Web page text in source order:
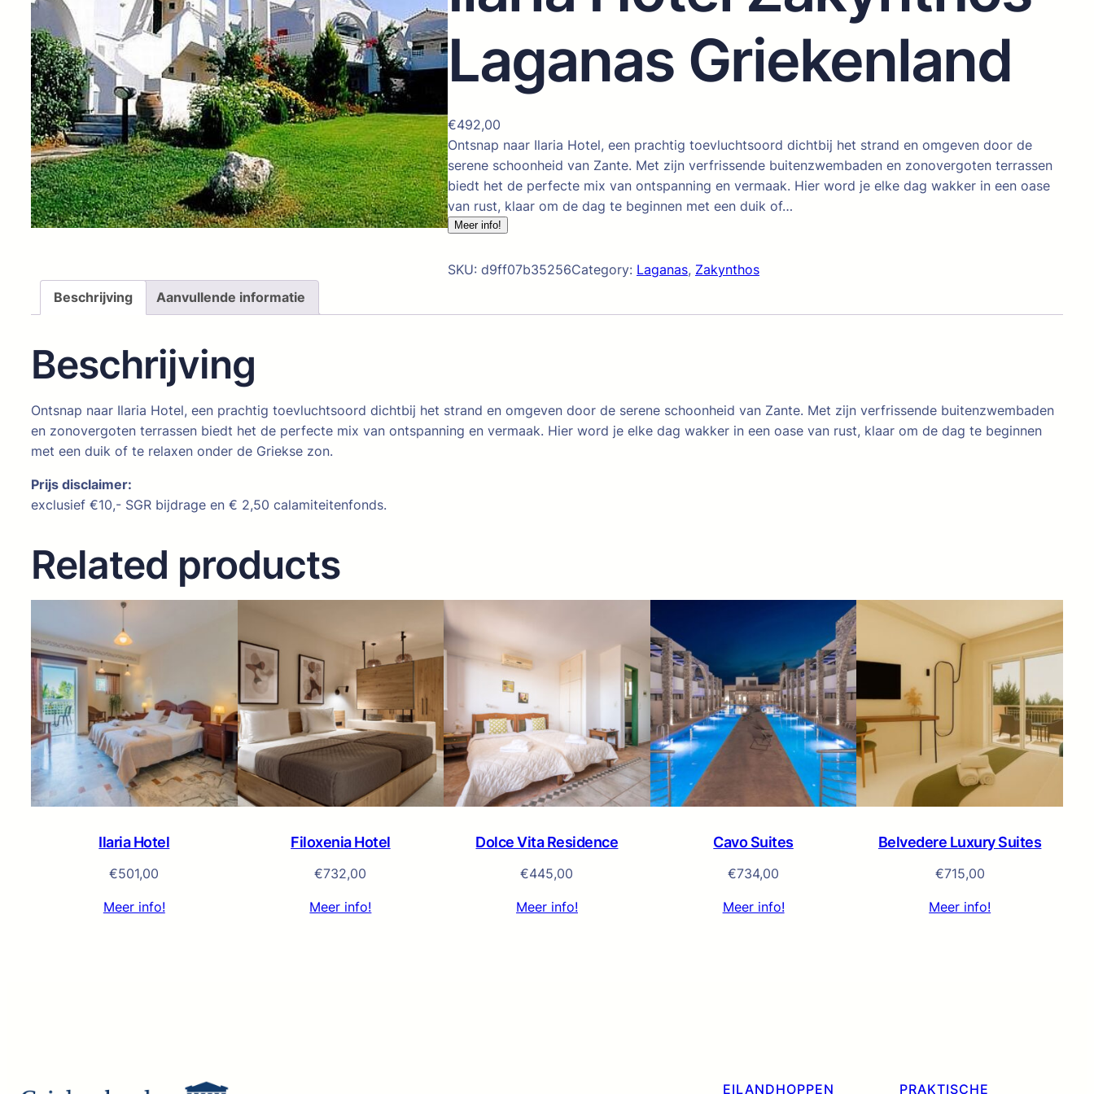
Laganas Griekenland
€492,00
Ontsnap naar Ilaria Hotel, een prachtig toevluchtsoord dichtbij het strand en omgeven door de
serene schoonheid van Zante. Met zijn verfrissende buitenzwembaden en zonovergoten terrassen
biedt het de perfecte mix van ontspanning en vermaak. Hier word je elke dag wakker in een oase
van rust, klaar om de dag te beginnen met een duik of…
Meer info!
SKU: d9ff07b35256Category: Laganas, Zakynthos
Beschrijving
Aanvullende informatie
Beschrijving
Ontsnap naar Ilaria Hotel, een prachtig toevluchtsoord dichtbij het strand en omgeven door de serene schoonheid van Zante. Met zijn verfrissende buitenzwembaden
en zonovergoten terrassen biedt het de perfecte mix van ontspanning en vermaak. Hier word je elke dag wakker in een oase van rust, klaar om de dag te beginnen
met een duik of te relaxen onder de Griekse zon.
Prijs disclaimer:
exclusief €10,- SGR bijdrage en € 2,50 calamiteitenfonds.
Related products
Ilaria Hotel
€501,00
Meer info!
Filoxenia Hotel
€732,00
Meer info!
Dolce Vita Residence
€445,00
Meer info!
Cavo Suites
€734,00
Meer info!
Belvedere Luxury Suites
€715,00
Meer info!
EILANDHOPPEN PRAKTISCHE